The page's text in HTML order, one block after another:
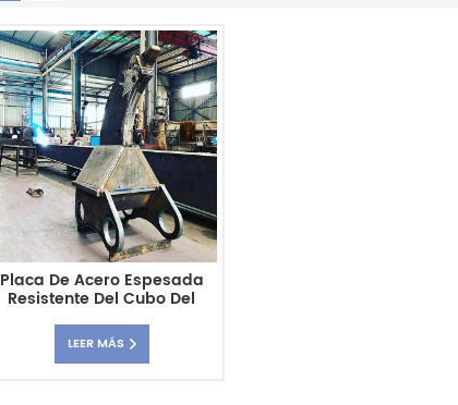
Placa De Acero Espesada
Resistente Del Cubo Del
Estupendo EC460
LEER MÁS